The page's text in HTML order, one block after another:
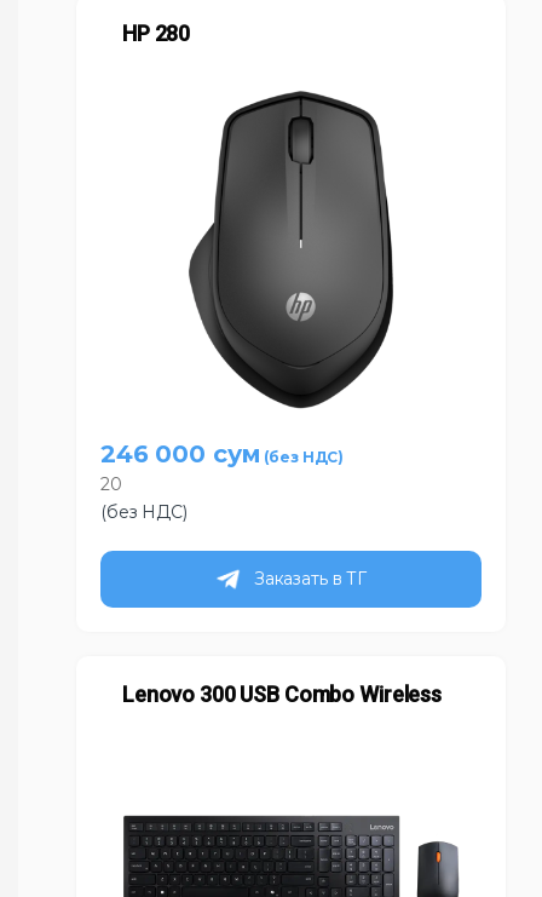
HP 280
246 000 сум
20
(без НДС)
Заказать в ТГ
Lenovo 300 USB Combo Wireless